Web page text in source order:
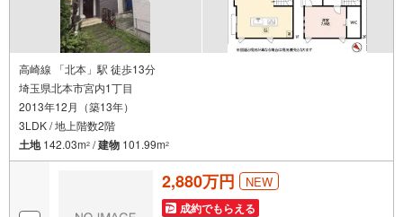
高崎線 「北本」駅 徒歩13分
埼玉県北本市宮内1丁目
2013年12月（築13年）
3LDK / 地上階数2階
土地142.03m2 /建物 101.99m2
2,880万円 NEW
成約でもらえる